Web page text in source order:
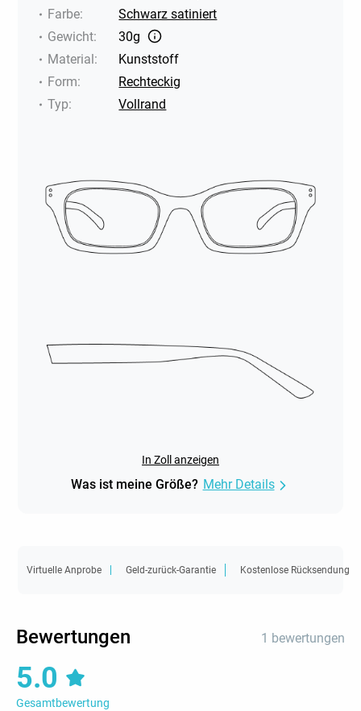
Farbe:
Schwarz satiniert
Gewicht:
30g
Material:
Kunststoff
Form:
Rechteckig
Typ: Vollrand
In Zoll anzeigen
Was ist meine Größe? Mehr Details
Virtuelle Anprobe Geld-zurück-Garantie Kostenlose Rücksendung
Bewertungen 1 bewertungen
5.0
Gesamtbewertung